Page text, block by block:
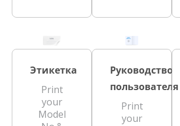
Этикетка
Print
your
Model
Руководство
пользователя
Print
your